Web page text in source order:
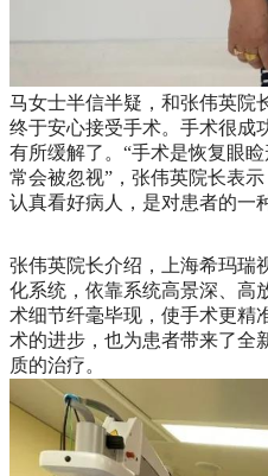
马女士半信半疑，和张伟英院
终于安心接受手术。手术很成
有所缓解了。“手术是恢复眼
常会被忽视”，张伟英院长表
认真看好病人，是对患者的一
张伟英院长介绍，上海希玛瑞
化系统，依靠系统高景深、高
术细节纤毫毕现，使手术更精
术的进步，也为患者带来了全
质的治疗。